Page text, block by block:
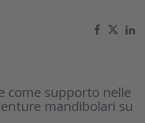
come supporto nelle
mandibolari su